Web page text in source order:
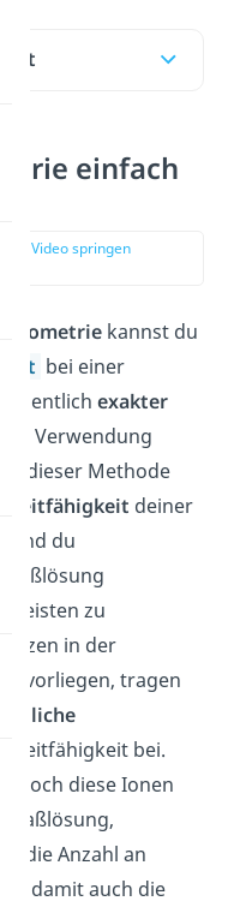
einfach
im Video springen
kannst du
bei einer
exakter
Verwendung
dieser Methode
Leitfähigkeit deiner
du
zu
in der
vorliegen, tragen
Leitfähigkeit bei.
diese Ionen
die Anzahl an
damit auch die